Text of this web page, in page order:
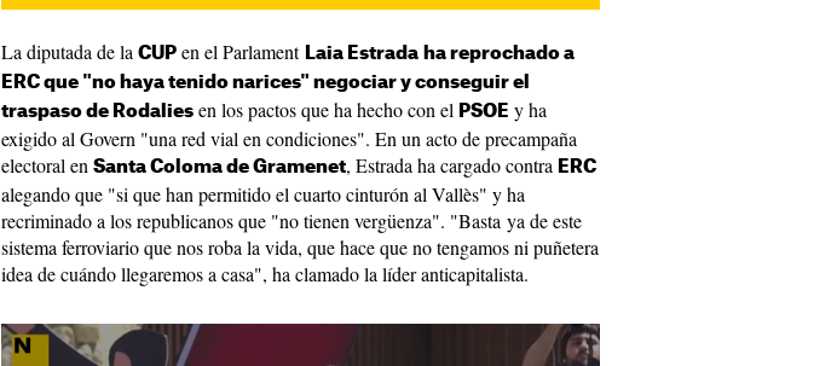
La diputada de la CUP en el Parlament Laia Estrada ha reprochado a
ERC que "no haya tenido narices" negociar y conseguir el
traspaso de Rodalies en los pactos que ha hecho con el PSOE y ha
exigido al Govern "una red vial en condiciones". En un acto de precampaña
electoral en Santa Coloma de Gramenet, Estrada ha cargado contra ERC
alegando que "si que han permitido el cuarto cinturón al Vallès" y ha
recriminado a los republicanos que "no tienen vergüenza". "Basta ya de este
sistema ferroviario que nos roba la vida, que hace que no tengamos ni puñetera
idea de cuándo llegaremos a casa", ha clamado la líder anticapitalista.